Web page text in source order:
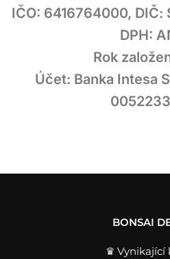
IČO: 6416764000,
DPH:
Rok
Účet: Banka Intesa
BONSAI
♛ Vynikající